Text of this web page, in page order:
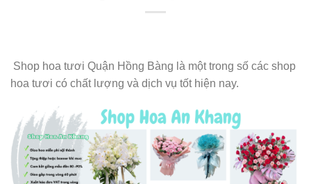
Shop hoa tươi Quận Hồng Bàng là một trong số các shop
hoa tươi có chất lượng và dịch vụ tốt hiện nay.